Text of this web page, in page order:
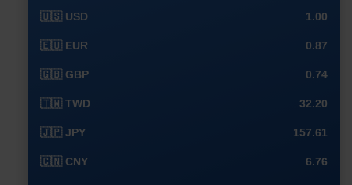
🇺🇸 USD 1.00
🇪🇺 EUR 0.87
🇬🇧 GBP 0.74
🇹🇼 TWD 32.20
🇯🇵 JPY 157.61
🇨🇳 CNY 6.76